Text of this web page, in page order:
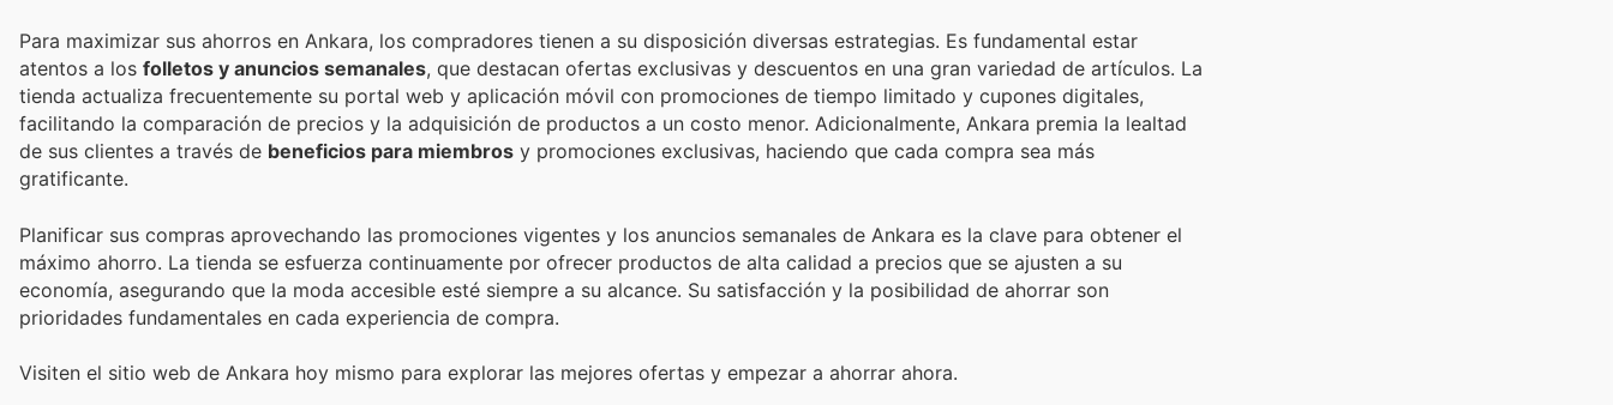
Para maximizar sus ahorros en Ankara, los compradores tienen a su disposición diversas estrategias. Es fundamental estar
atentos a los folletos y anuncios semanales, que destacan ofertas exclusivas y descuentos en una gran variedad de artículos. La
tienda actualiza frecuentemente su portal web y aplicación móvil con promociones de tiempo limitado y cupones digitales,
facilitando la comparación de precios y la adquisición de productos a un costo menor. Adicionalmente, Ankara premia la lealtad
de sus clientes a través de beneficios para miembros y promociones exclusivas, haciendo que cada compra sea más
gratificante.
Planificar sus compras aprovechando las promociones vigentes y los anuncios semanales de Ankara es la clave para obtener el
máximo ahorro. La tienda se esfuerza continuamente por ofrecer productos de alta calidad a precios que se ajusten a su
economía, asegurando que la moda accesible esté siempre a su alcance. Su satisfacción y la posibilidad de ahorrar son
prioridades fundamentales en cada experiencia de compra.
Visiten el sitio web de Ankara hoy mismo para explorar las mejores ofertas y empezar a ahorrar ahora.